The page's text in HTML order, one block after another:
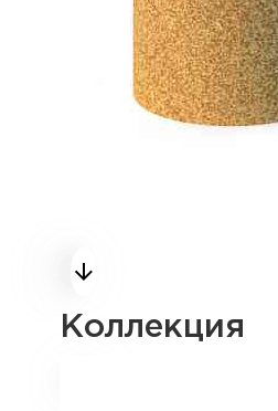
Коллекция